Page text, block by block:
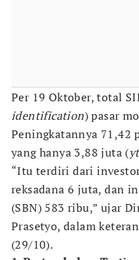
Per 19 Oktober, total
identification) pasar
Peningkatannya 71,42
yang hanya 3,88 juta (
“Itu terdiri dari
reksadana 6 juta, dan
(SBN) 583 ribu,” ujar
Prasetyo, dalam
(29/10).